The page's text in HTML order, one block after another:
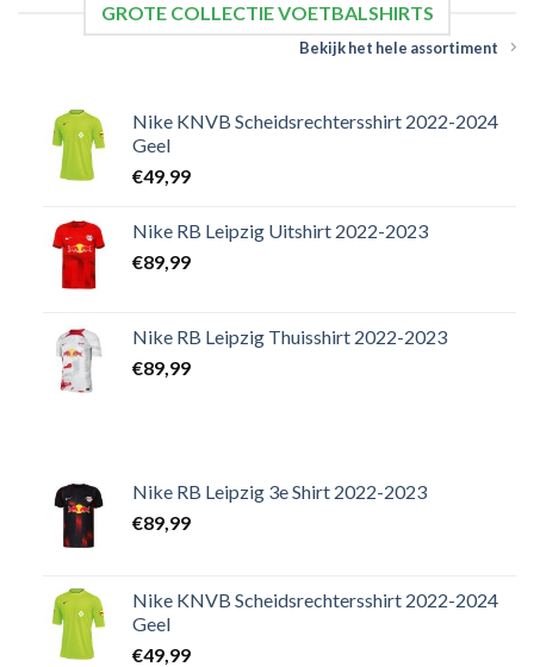
GROTE COLLECTIE VOETBALSHIRTS
Bekijk het hele assortiment
Nike KNVB Scheidsrechtersshirt 2022-2024
Geel
€49,99
Nike RB Leipzig Uitshirt 2022-2023
€89,99
Nike RB Leipzig Thuisshirt 2022-2023
€89,99
Nike RB Leipzig 3e Shirt 2022-2023
€89,99
Nike KNVB Scheidsrechtersshirt 2022-2024
Geel
€49,99